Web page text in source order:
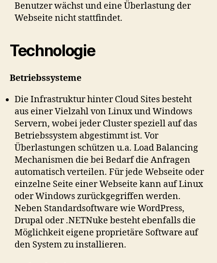
Benutzer wächst und eine Überlastung der
Webseite nicht stattfindet.
Technologie
Betriebssysteme
Die Infrastruktur hinter Cloud Sites besteht
aus einer Vielzahl von Linux und Windows
Servern, wobei jeder Cluster speziell auf das
Betriebssystem abgestimmt ist. Vor
Überlastungen schützen u.a. Load Balancing
Mechanismen die bei Bedarf die Anfragen
automatisch verteilen. Für jede Webseite oder
einzelne Seite einer Webseite kann auf Linux
oder Windows zurückgegriffen werden.
Neben Standardsoftware wie WordPress,
Drupal oder .NETNuke besteht ebenfalls die
Möglichkeit eigene proprietäre Software auf
den System zu installieren.